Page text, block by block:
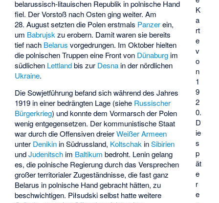
K
a
rt
e
v
o
n
1
9
2
0.
D
ie
s
p
ät
e
r
e
belarussisch-litauischen Republik in polnische Hand
fiel. Der Vorstoß nach Osten ging weiter. Am
28. August setzten die Polen erstmals Panzerein,
um Babrujskzu erobern. Damit waren sie bereits
tief nach Belarus vorgedrungen. Im Oktober hielten
die polnischen Truppen eine Front von Dünaburg im
südlichen Lettlandbis zur Desna in der nördlichen
Ukraine.
Die Sowjetführung befand sich während des Jahres
1919 in einer bedrängten Lage (siehe Russischer
Bürgerkrieg) und konnte dem Vormarsch der Polen
wenig entgegensetzen. Der kommunistische Staat
war durch die Offensiven dreierWeißer Armeen
unter Denikin in Südrussland, Koltschak inSibirien
undJudenitsch im Baltikum bedroht. Lenin gelang
es, die polnische Regierung durch das Versprechen
großer territorialer Zugeständnisse, die fast ganz
Belarus in polnische Hand gebracht hätten, zu
beschwichtigen. Piłsudski selbst hatte weitere